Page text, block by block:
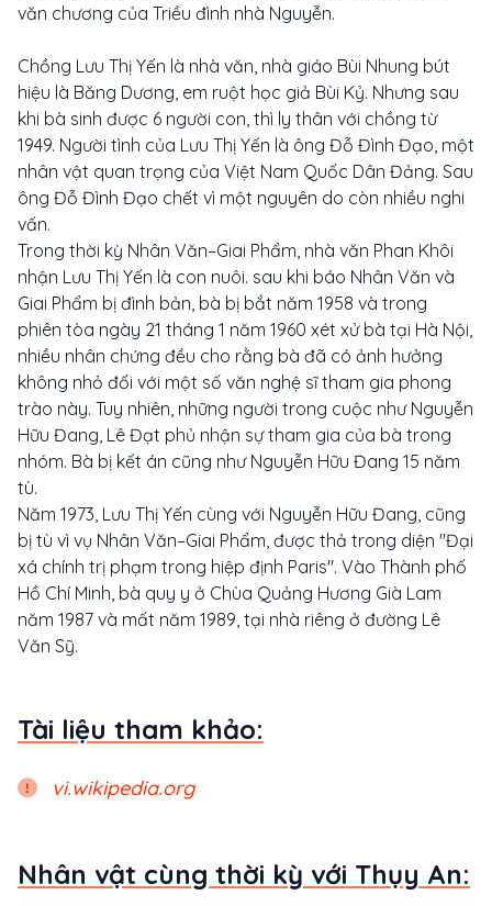
văn chương của Triều đình nhà Nguyễn.
Chồng Lưu Thị Yến là nhà văn, nhà giáo Bùi Nhung bút
hiệu là Băng Dương, em ruột học giả Bùi Kỷ. Nhưng sau
khi bà sinh được 6 người con, thì ly thân với chồng từ
1949. Người tình của Lưu Thị Yến là ông Đỗ Đình Đạo, một
nhân vật quan trọng của Việt Nam Quốc Dân Đảng. Sau
ông Đỗ Đình Đạo chết vì một nguyên do còn nhiều nghi
vấn.
Trong thời kỳ Nhân Văn–Giai Phẩm, nhà văn Phan Khôi
nhận Lưu Thị Yến là con nuôi. sau khi báo Nhân Văn và
Giai Phẩm bị đình bản, bà bị bắt năm 1958 và trong
phiên tòa ngày 21 tháng 1 năm 1960 xét xử bà tại Hà Nội,
nhiều nhân chứng đều cho rằng bà đã có ảnh hưởng
không nhỏ đối với một số văn nghệ sĩ tham gia phong
trào này. Tuy nhiên, những người trong cuộc như Nguyễn
Hữu Đang, Lê Đạt phủ nhận sự tham gia của bà trong
nhóm. Bà bị kết án cũng như Nguyễn Hữu Đang 15 năm
tù.
Năm 1973, Lưu Thị Yến cùng với Nguyễn Hữu Đang, cũng
bị tù vì vụ Nhân Văn–Giai Phẩm, được thả trong diện "Đại
xá chính trị phạm trong hiệp định Paris". Vào Thành phố
Hồ Chí Minh, bà quy y ở Chùa Quảng Hương Già Lam
năm 1987 và mất năm 1989, tại nhà riêng ở đường Lê
Văn Sỹ.
Tài liệu tham khảo:
vi.wikipedia.org
Nhân vật cùng thời kỳ với Thụy An: